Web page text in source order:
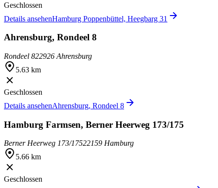
Geschlossen
Details ansehenHamburg Poppenbüttel, Heegbarg 31
Ahrensburg, Rondeel 8
Rondeel 822926 Ahrensburg
5.63 km
Geschlossen
Details ansehenAhrensburg, Rondeel 8
Hamburg Farmsen, Berner Heerweg 173/175
Berner Heerweg 173/17522159 Hamburg
5.66 km
Geschlossen